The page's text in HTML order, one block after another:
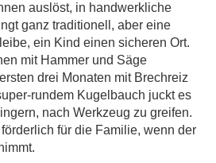
auslöst, in handwerkliche
ganz traditionell, aber eine
ein Kind einen sicheren Ort.
mit Hammer und Säge
drei Monaten mit Brechreiz
rundem Kugelbauch juckt es
nach Werkzeug zu greifen.
für die Familie, wenn der